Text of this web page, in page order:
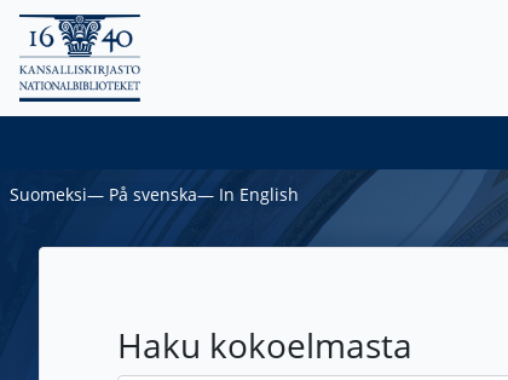
Suomeksi― På svenska― In English
Haku kokoelmasta